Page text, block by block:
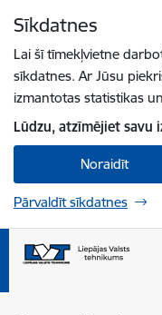
Sīkdatnes
Lai šī tīmekļvietne
sīkdatnes. Ar Jūsu
izmantotas statistikas
Lūdzu, atzīmējiet savu
Noraidīt
Pārvaldīt sīkdatnes